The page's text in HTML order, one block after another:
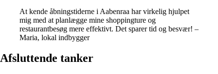
At kende åbningstiderne i Aabenraa har virkelig hjulpet
mig med at planlægge mine shoppingture og
restaurantbesøg mere effektivt. Det sparer tid og besvær! –
Maria, lokal indbygger
Afsluttende tanker